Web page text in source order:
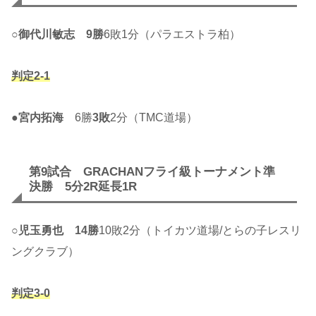
○御代川敏志 9勝6敗1分（パラエストラ柏）
判定2-1
●宮内拓海 6勝3敗2分（TMC道場）
第9試合 GRACHANフライ級トーナメント準
決勝 5分2R延長1R
○ 児玉勇也 14勝10敗2分（トイカツ道場/とらの子レスリ
ングクラブ）
判定3-0